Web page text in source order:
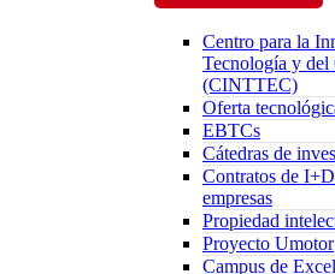
Centro para la
Tecnología y
(CINTTEC)
Oferta
EBTCs
Cátedras de
Contratos de
empresas
Propiedad
Proyecto Umotor
Campus de